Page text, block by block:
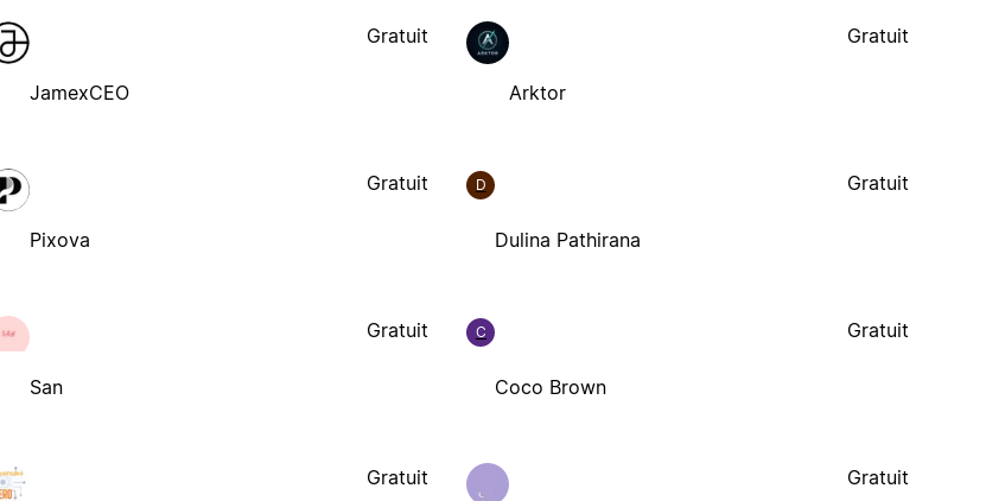
JamexCEO
Gratuit
Arktor
Gratuit
Pixova
Gratuit D
Dulina Pathirana
Gratuit
San
Gratuit C
Coco Brown
Gratuit
Gratuit Gratuit